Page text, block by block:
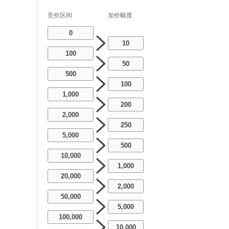
竞价区间 加价幅度
0
10
100
50
500
100
1,000
200
2,000
250
5,000
500
10,000
1,000
20,000
2,000
50,000
5,000
100,000
10,000